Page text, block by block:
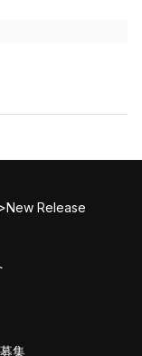
New Release
集